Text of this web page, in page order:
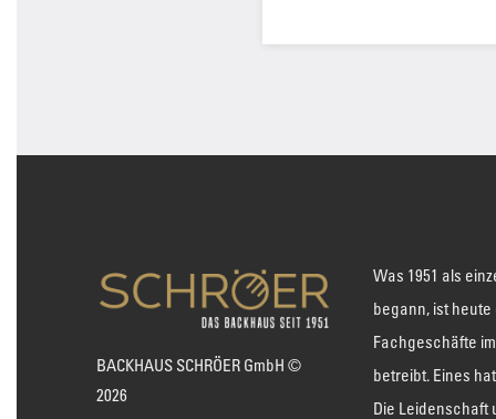
BACKHAUS SCHRÖER GmbH ©
2026
Was 1951 als
begann, ist
Fachgeschäfte
betreibt. Eines
Die Leidenschaft